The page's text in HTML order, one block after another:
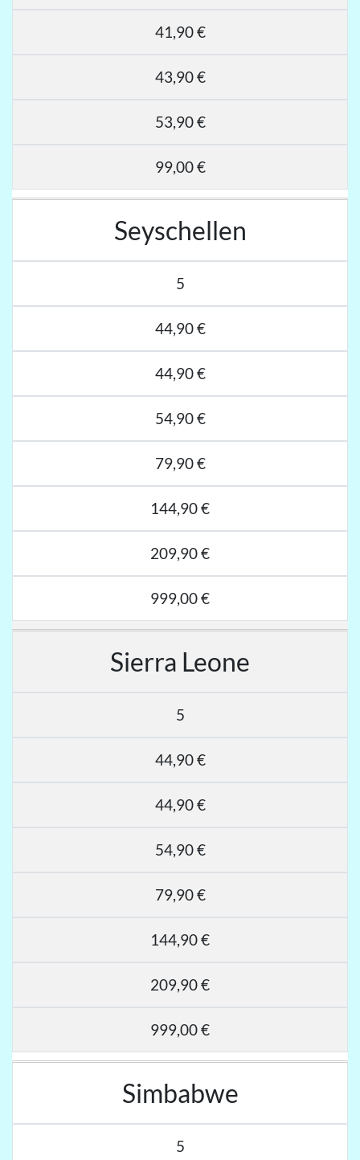
41,90 €
43,90 €
53,90 €
99,00 €
Seyschellen
5
44,90 €
44,90 €
54,90 €
79,90 €
144,90 €
209,90 €
999,00 €
Sierra Leone
5
44,90 €
44,90 €
54,90 €
79,90 €
144,90 €
209,90 €
999,00 €
Simbabwe
5